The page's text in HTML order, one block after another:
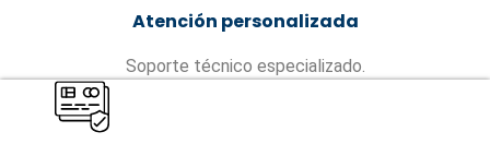
Atención personalizada
Soporte técnico especializado.